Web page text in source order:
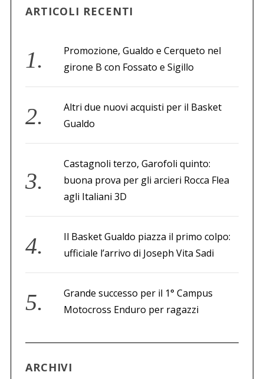
ARTICOLI RECENTI
Promozione, Gualdo e Cerqueto nel
girone B con Fossato e Sigillo
Altri due nuovi acquisti per il Basket
Gualdo
Castagnoli terzo, Garofoli quinto:
buona prova per gli arcieri Rocca Flea
agli Italiani 3D
Il Basket Gualdo piazza il primo colpo:
ufficiale l’arrivo di Joseph Vita Sadi
Grande successo per il 1° Campus
Motocross Enduro per ragazzi
ARCHIVI